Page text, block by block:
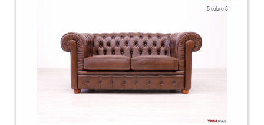
5 sobre 5